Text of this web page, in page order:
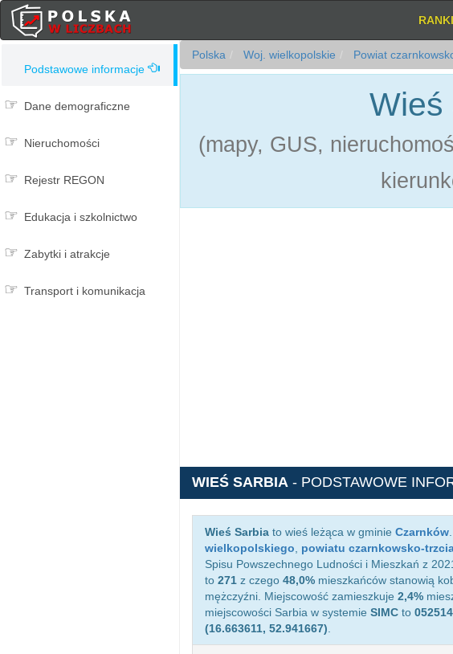
Podstawowe informacje
Dane demograficzne
Nieruchomości
Rejestr REGON
Edukacja i szkolnictwo
Zabytki i atrakcje
Transport i komunikacja
Polska Woj. wielkopolskie Powiat
Wieś
(mapy, GUS,
WIEŚ SARBIA - PODSTAWOWE
Wieś Sarbia to wieś leżąca w gminie Czarnków
wielkopolskiego
powiatu czarnkowsko-
Spisu Powszechnego Ludności i Mieszkań z
to 271 z czego 48,0% mieszkańców stanowią
mężczyźni. Miejscowość zamieszkuje 2,4%
miejscowości Sarbia w systemie SIMC to
(16.663611, 52.941667)